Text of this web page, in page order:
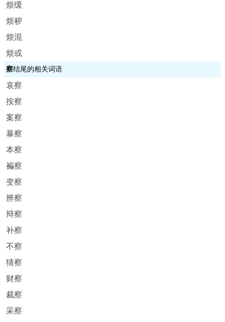
烦缓
烦秽
烦混
烦或
察结尾的相关词语
哀察
按察
案察
暴察
本察
褊察
变察
辨察
辩察
补察
不察
猜察
财察
裁察
采察